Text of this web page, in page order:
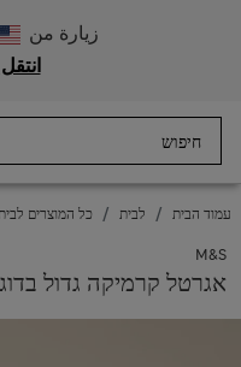
زيارة من
עמוד הבית לבית כל המוצרים
M&S
אגרטל קרמיקה גדול